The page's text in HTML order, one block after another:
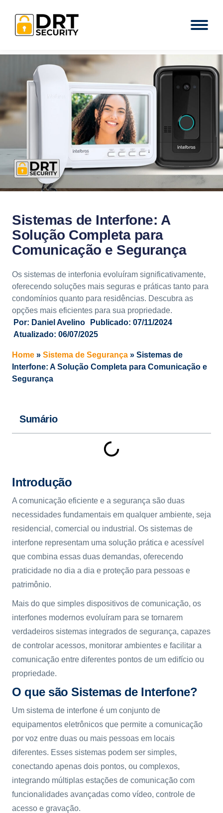
Sistemas de Interfone: A
Solução Completa para
Comunicação e Segurança
Os sistemas de interfonia evoluíram significativamente,
oferecendo soluções mais seguras e práticas tanto para
condomínios quanto para residências. Descubra as
opções mais eficientes para sua propriedade.
Por: Daniel Avelino Publicado: 07/11/2024
Atualizado: 06/07/2025
Home » Sistema de Segurança » Sistemas de
Interfone: A Solução Completa para Comunicação e
Segurança
Sumário
Introdução
A comunicação eficiente e a segurança são duas
necessidades fundamentais em qualquer ambiente, seja
residencial, comercial ou industrial. Os sistemas de
interfone representam uma solução prática e acessível
que combina essas duas demandas, oferecendo
praticidade no dia a dia e proteção para pessoas e
patrimônio.
Mais do que simples dispositivos de comunicação, os
interfones modernos evoluíram para se tornarem
verdadeiros sistemas integrados de segurança, capazes
de controlar acessos, monitorar ambientes e facilitar a
comunicação entre diferentes pontos de um edifício ou
propriedade.
O que são Sistemas de Interfone?
Um sistema de interfone é um conjunto de
equipamentos eletrônicos que permite a comunicação
por voz entre duas ou mais pessoas em locais
diferentes. Esses sistemas podem ser simples,
conectando apenas dois pontos, ou complexos,
integrando múltiplas estações de comunicação com
funcionalidades avançadas como vídeo, controle de
acesso e gravação.